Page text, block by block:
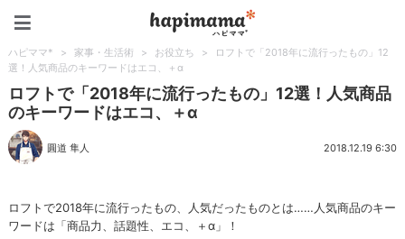
ハピママ* > 家事・生活術 > お役立ち >
ロフトで「2018年に流行ったもの」12
選！人気商品のキーワードはエコ、＋α
ロフトで「2018年に流行ったもの」12選！人気商品
のキーワードはエコ、＋α
圓道 隼人 2018.12.19 6:30
ロフトで2018年に流行ったもの、人気だったものとは……人気商品のキー
ワードは「商品力、話題性、エコ、＋α」！